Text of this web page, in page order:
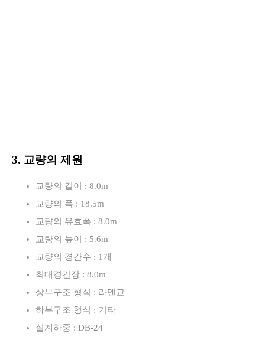
3. 교량의 제원
교량의 길이 : 8.0m
교량의 폭 : 18.5m
교량의 유효폭 : 8.0m
교량의 높이 : 5.6m
교량의 경간수 : 1개
최대경간장 : 8.0m
상부구조 형식 : 라멘교
하부구조 형식 : 기타
설계하중 : DB-24